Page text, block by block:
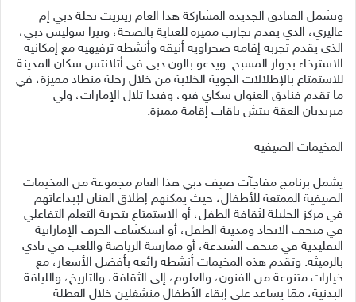
وتشمل الفنادق الجديدة المشاركة هذا العام ريتريت نخلة دبي إم
غاليري، الذي يقدم تجارب مميزة للعناية بالصحة، وتيرا سوليس دبي،
الذي يقدم تجربة إقامة صحراوية أنيقة وأنشطة ترفيهية مع إمكانية
الاسترخاء بجوار المسبح. ويدعو بالون دبي في أتلانتس سكان المدينة
للاستمتاع بالإطلالات الجوية الخلابة من خلال رحلة منطاد مميزة، في
ما تقدم فنادق العنوان سكاي فيو، وفيدا تلال الإمارات، ولي
ميريديان العقة بيتش باقات إقامة مميزة.
المخيمات الصيفية
يشمل برنامج مفاجآت صيف دبي هذا العام مجموعة من المخيمات
الصيفية الممتعة للأطفال، حيث يمكنهم إطلاق العنان لإبداعاتهم
في مركز الجليلة لثقافة الطفل، أو الاستمتاع بتجربة التعلم التفاعلي
في متحف الاتحاد ومدينة الطفل، أو استكشاف الحرف الإماراتية
التقليدية في متحف الشندغة، أو ممارسة الرياضة واللعب في نادي
بالرميثة. وتقدم هذه المخيمات أنشطة رائعة بأفضل الأسعار، مع
خيارات متنوعة من الفنون، والعلوم، إلى الثقافة، والتاريخ، واللياقة
البدنية، ممّا يساعد على إبقاء الأطفال منشغلين خلال العطلة